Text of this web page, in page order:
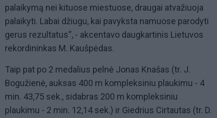
palaikymą nei kituose miestuose, draugai atvažiuoja
palaikyti. Labai džiugu, kai pavyksta namuose parodyti
gerus rezultatus“, - akcentavo daugkartinis Lietuvos
rekordininkas M. Kaušpėdas.
Taip pat po 2 medalius pelnė Jonas Knašas (tr. J.
Bogužienė, auksas 400 m kompleksiniu plaukimu - 4
min. 43,75 sek., sidabras 200 m kompleksiniu
plaukimu - 2 min. 12,14 sek.) ir Giedrius Cirtautas (tr. D.